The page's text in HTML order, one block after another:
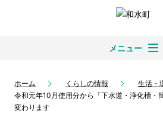
メニュー
ホーム くらしの情報 生活・
令和元年10月使用分から「下水道・浄化槽・
変わります